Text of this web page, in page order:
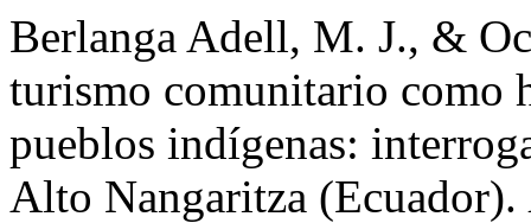
Berlanga Adell, M. J., &
turismo comunitario como
pueblos indígenas:
Alto Nangaritza (Ecuador).